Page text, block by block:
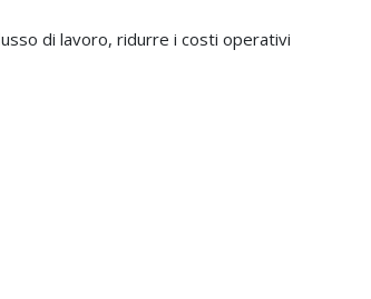
di lavoro, ridurre i costi operativi